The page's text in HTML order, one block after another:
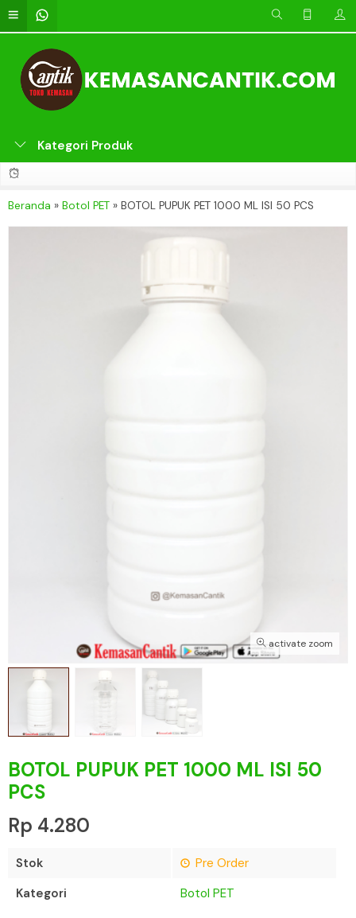
Kategori Produk
Beranda » Botol PET » BOTOL PUPUK PET 1000 ML ISI 50 PCS
activate zoom
BOTOL PUPUK PET 1000 ML ISI 50
PCS
Rp 4.280
Stok
Pre Order
Kategori
Botol PET